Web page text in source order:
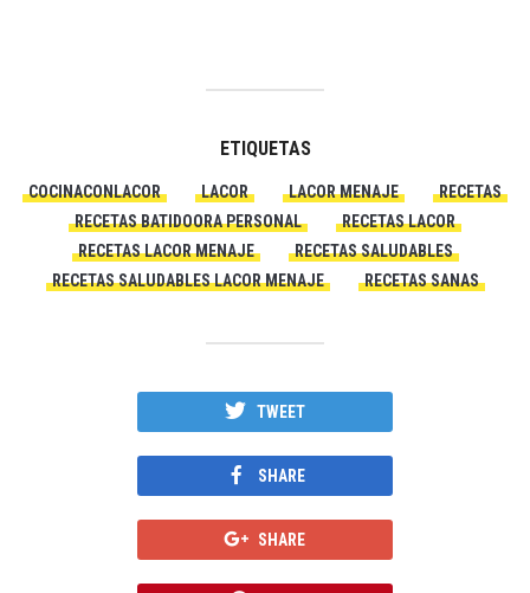
ETIQUETAS
COCINACONLACOR LACOR LACOR MENAJE
RECETAS
RECETAS BATIDOORA PERSONAL
RECETAS LACOR
RECETAS LACOR MENAJE
RECETAS SALUDABLES
RECETAS SALUDABLES LACOR MENAJE
RECETAS SANAS
TWEET
SHARE
SHARE